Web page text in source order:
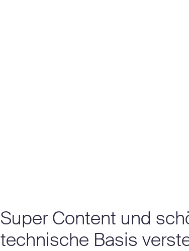
Super Content und
technische Basis